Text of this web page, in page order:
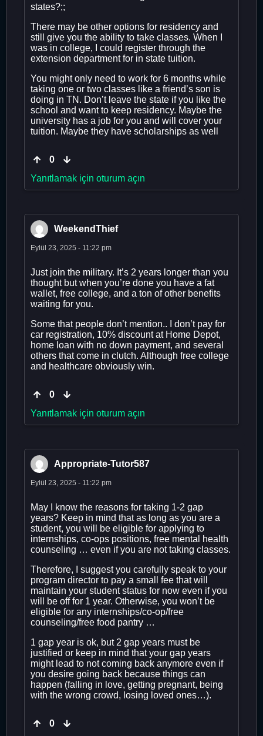
states?;;
There may be other options for residency and
still give you the ability to take classes. When I
was in college, I could register through the
extension department for in state tuition.
You might only need to work for 6 months while
taking one or two classes like a friend’s son is
doing in TN. Don’t leave the state if you like the
school and want to keep residency. Maybe the
university has a job for you and will cover your
tuition. Maybe they have scholarships as well
0
Yanıtlamak için oturum açın
WeekendThief
Eylül 23, 2025 - 11:22 pm
Just join the military. It’s 2 years longer than you
thought but when you’re done you have a fat
wallet, free college, and a ton of other benefits
waiting for you.
Some that people don’t mention.. I don’t pay for
car registration, 10% discount at Home Depot,
home loan with no down payment, and several
others that come in clutch. Although free college
and healthcare obviously win.
0
Yanıtlamak için oturum açın
Appropriate-Tutor587
Eylül 23, 2025 - 11:22 pm
May I know the reasons for taking 1-2 gap
years? Keep in mind that as long as you are a
student, you will be eligible for applying to
internships, co-ops positions, free mental health
counseling … even if you are not taking classes.
Therefore, I suggest you carefully speak to your
program director to pay a small fee that will
maintain your student status for now even if you
will be off for 1 year. Otherwise, you won’t be
eligible for any internships/co-op/free
counseling/free food pantry …
1 gap year is ok, but 2 gap years must be
justified or keep in mind that your gap years
might lead to not coming back anymore even if
you desire going back because things can
happen (falling in love, getting pregnant, being
with the wrong crowd, losing loved ones…).
0